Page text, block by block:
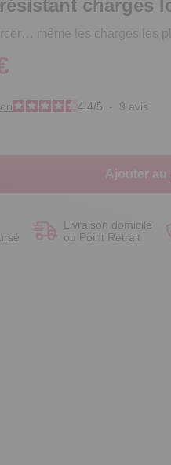
charges
même les charges les
4.4/5 - 9 avis
Ajouter au
Livraison domicile
ou Point Retrait